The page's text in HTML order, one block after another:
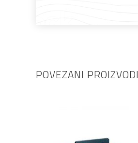
POVEZANI PROIZVODI